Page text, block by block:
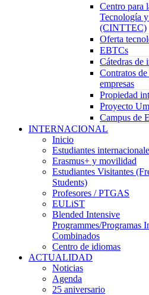
Centro para
Tecnología
(CINTTEC)
Oferta
EBTCs
Cátedras de
Contratos
empresas
Propiedad
Proyecto
Campus de
INTERNACIONAL
Inicio
Estudiantes
Erasmus+ y movilidad
Estudiantes Visitantes
Students)
Profesores / PTGAS
EULiST
Blended Intensive
Programmes/Programas
Combinados
Centro de idiomas
ACTUALIDAD
Noticias
Agenda
25 aniversario